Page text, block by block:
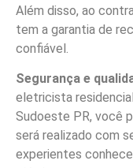
Além disso, ao
tem a garantia de
confiável.
Segurança e
eletricista
Sudoeste PR, você
será realizado com
experientes